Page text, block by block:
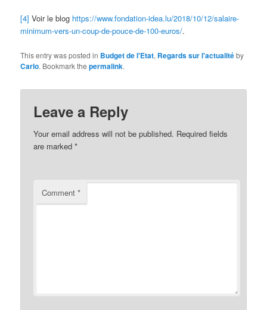
[4] Voir le blog https://www.fondation-idea.lu/2018/10/12/salaire-
minimum-vers-un-coup-de-pouce-de-100-euros/.
This entry was posted in Budget de l'Etat, Regards sur l'actualitéby
Carlo. Bookmark thepermalink.
Leave a Reply
Your email address will not be published. Required fields
are marked*
Comment*